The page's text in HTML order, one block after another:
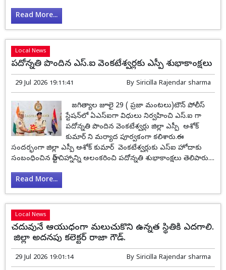
Read More...
Local News
పదోన్నతి పొందిన ఎస్‌.ఐ వెంకటేశ్వర్లకు ఎస్పీ శుభాకాంక్షలు
29 Jul 2026 19:11:41 By Siricilla Rajendar sharma
జగిత్యాల జూలై 29 ( ప్రజా మంటలు)టౌన్ పోలీస్
స్టేషన్‌లో ఏఎస్‌ఐగా విధులు నిర్వహించి ఎస్‌.ఐ గా
పదోన్నతి పొందిన వెంకటేశ్వర్లు జిల్లా ఎస్పీ అశోక్
కుమార్ ని మర్యాద పూర్వకంగా కలిశారు.ఈ
సందర్భంగా జిల్లా ఎస్పీ అశోక్ కుమార్ వెంకటేశ్వర్లుకు ఎస్‌ఐ హోదాకు
సంబంధించిన స్టార్ చిహ్నాన్ని అలంకరించి పదోన్నతి శుభాకాంక్షలు తెలిపారు....
Read More...
Local News
చదువునే ఆయుధంగా మలుచుకొని ఉన్నత స్థితికి ఎదగాలి.
జిల్లా అదనపు కలెక్టర్ రాజా గౌడ్.
29 Jul 2026 19:01:14 By Siricilla Rajendar sharma